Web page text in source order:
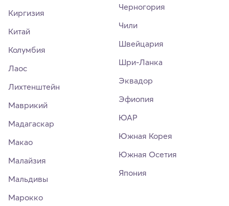
Киргизия
Китай
Колумбия
Лаос
Лихтенштейн
Маврикий
Мадагаскар
Макао
Малайзия
Мальдивы
Марокко
Черногория
Чили
Швейцария
Шри-Ланка
Эквадор
Эфиопия
ЮАР
Южная Корея
Южная Осетия
Япония